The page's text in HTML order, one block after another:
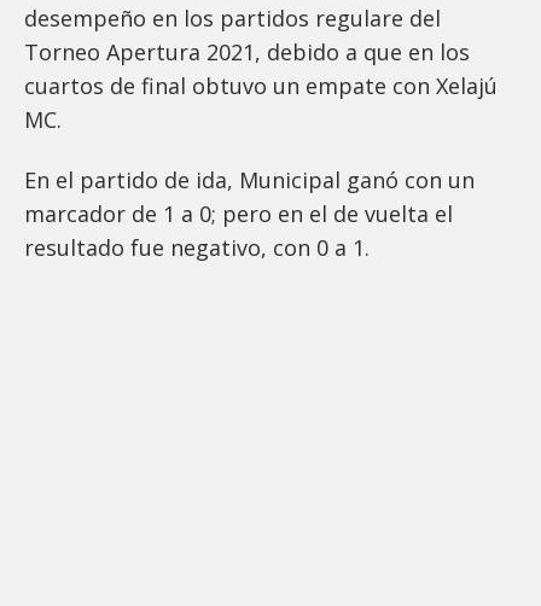
desempeño en los partidos regulare del
Torneo Apertura 2021, debido a que en los
cuartos de final obtuvo un empate con Xelajú
MC.
En el partido de ida, Municipal ganó con un
marcador de 1 a 0; pero en el de vuelta el
resultado fue negativo, con 0 a 1.